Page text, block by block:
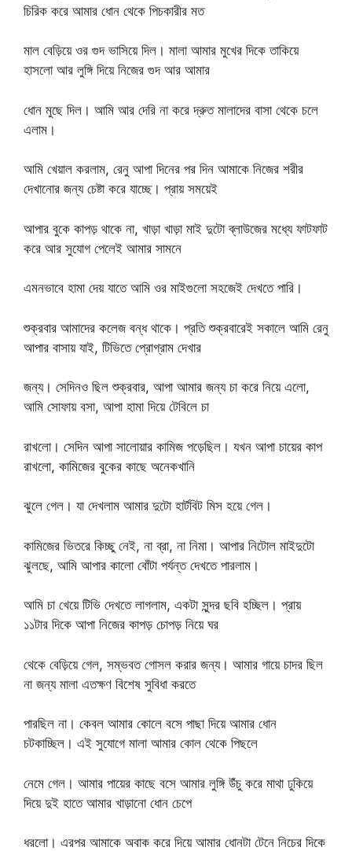
চিরিক করে আমার ধোন থেকে পিচকারীর মত
মাল বেড়িয়ে ওর গুদ ভাসিয়ে দিল। মালা আমার মুখের দিকে তাকিয়ে
হাসলো আর লুঙ্গি দিয়ে নিজের গুদ আর আমার
ধোন মুছে দিল। আমি আর দেরি না করে দ্রুত মালাদের বাসা থেকে চলে
এলাম।
আমি খেয়াল করলাম, রেনু আপা দিনের পর দিন আমাকে নিজের শরীর
দেখানোর জন্য চেষ্টা করে যাচ্ছে। প্রায় সময়েই
আপার বুকে কাপড় থাকে না, খাড়া খাড়া মাই দুটো ব্লাউজের মধ্যে ফাটফাট
করে আর সুযোগ পেলেই আমার সামনে
এমনভাবে হামা দেয় যাতে আমি ওর মাইগুলো সহজেই দেখতে পারি।
শুক্রবার আমাদের কলেজ বন্ধ থাকে। প্রতি শুক্রবারেই সকালে আমি রেনু
আপার বাসায় যাই, টিভিতে প্রোগ্রাম দেখার
জন্য। সেদিনও ছিল শুক্রবার, আপা আমার জন্য চা করে নিয়ে এলো,
আমি সোফায় বসা, আপা হামা দিয়ে টেবিলে চা
রাখলো। সেদিন আপা সালোয়ার কামিজ পড়েছিল। যখন আপা চায়ের কাপ
রাখলো, কামিজের বুকের কাছে অনেকখানি
ঝুলে গেল। যা দেখলাম আমার দুটো হার্টবিট মিস হয়ে গেল।
কামিজের ভিতরে কিচ্ছু নেই, না ব্রা, না নিমা। আপার নিটোল মাইদুটো
ঝুলছে, আমি আপার কালো বোঁটা পর্যন্ত দেখতে পারলাম।
আমি চা খেয়ে টিভি দেখতে লাগলাম, একটা সুন্দর ছবি হচ্ছিল। প্রায়
১১টার দিকে আপা নিজের কাপড় চোপড় নিয়ে ঘর
থেকে বেড়িয়ে গেল, সম্ভবত গোসল করার জন্য। আমার গায়ে চাদর ছিল
না জন্য মালা এতক্ষণ বিশেষ সুবিধা করতে
পারছিল না। কেবল আমার কোলে বসে পাছা দিয়ে আমার ধোন
চটকাচ্ছিল। এই সুযোগে মালা আমার কোল থেকে পিছলে
নেমে গেল। আমার পায়ের কাছে বসে আমার লুঙ্গি উঁচু করে মাথা ঢুকিয়ে
দিয়ে দুই হাতে আমার খাড়ানো ধোন চেপে
ধরলো। এরপর আমাকে অবাক করে দিয়ে আমার ধোনটা টেনে নিচের দিকে